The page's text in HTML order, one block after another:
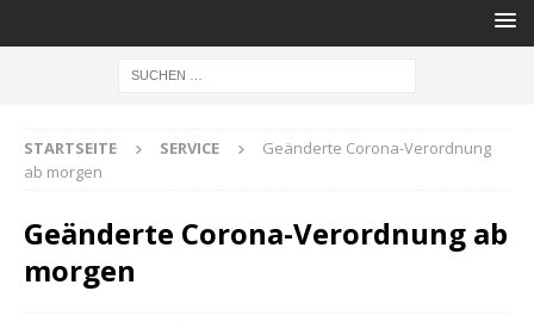
STARTSEITE SERVICE
Geänderte Corona-Verordnung
ab morgen
Geänderte Corona-Verordnung ab
morgen